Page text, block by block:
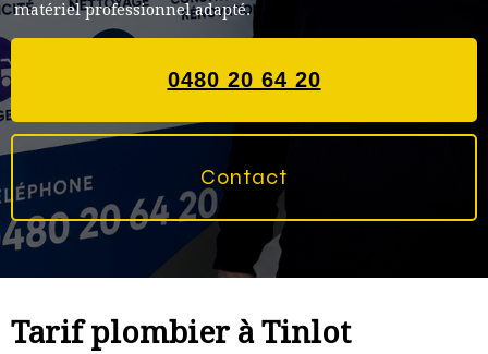
matériel professionnel adapté.
0480 20 64 20
Contact
Tarif plombier à Tinlot